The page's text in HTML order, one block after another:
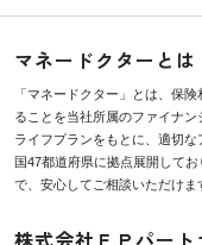
マネードクターとは
「マネードクター」とは、保
ることを当社所属のファイナ
ライフプランをもとに、適切
国47都道府県に拠点展開して
で、安心してご相談いただけま
株式会社ＦＰパー